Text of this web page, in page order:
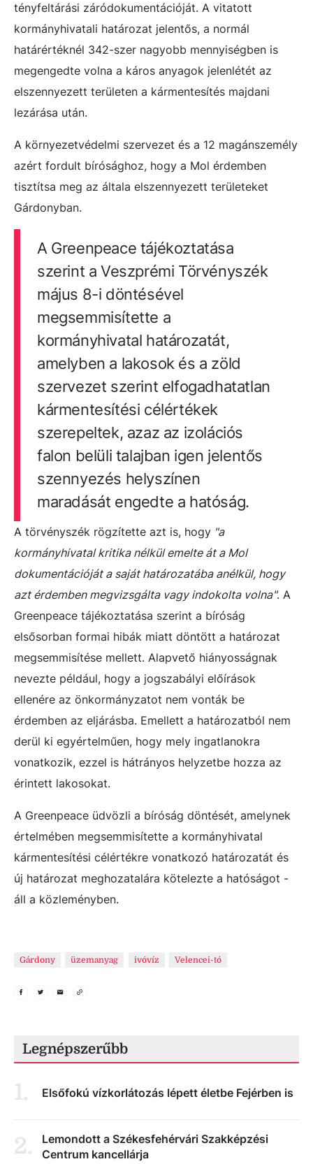
tényfeltárási záródokumentációját. A vitatott
kormányhivatali határozat jelentős, a normál
határértéknél 342-szer nagyobb mennyiségben is
megengedte volna a káros anyagok jelenlétét az
elszennyezett területen a kármentesítés majdani
lezárása után.
A környezetvédelmi szervezet és a 12 magánszemély
azért fordult bírósághoz, hogy a Mol érdemben
tisztítsa meg az általa elszennyezett területeket
Gárdonyban.
A Greenpeace tájékoztatása
szerint a Veszprémi Törvényszék
május 8-i döntésével
megsemmisítette a
kormányhivatal határozatát,
amelyben a lakosok és a zöld
szervezet szerint elfogadhatatlan
kármentesítési célértékek
szerepeltek, azaz az izolációs
falon belüli talajban igen jelentős
szennyezés helyszínen
maradását engedte a hatóság.
A törvényszék rögzítette azt is, hogy "a
kormányhivatal kritika nélkül emelte át a Mol
dokumentációját a saját határozatába anélkül, hogy
azt érdemben megvizsgálta vagy indokolta volna". A
Greenpeace tájékoztatása szerint a bíróság
elsősorban formai hibák miatt döntött a határozat
megsemmisítése mellett. Alapvető hiányosságnak
nevezte például, hogy a jogszabályi előírások
ellenére az önkormányzatot nem vonták be
érdemben az eljárásba. Emellett a határozatból nem
derül ki egyértelműen, hogy mely ingatlanokra
vonatkozik, ezzel is hátrányos helyzetbe hozza az
érintett lakosokat.
A Greenpeace üdvözli a bíróság döntését, amelynek
értelmében megsemmisítette a kormányhivatal
kármentesítési célértékre vonatkozó határozatát és
új határozat meghozatalára kötelezte a hatóságot -
áll a közleményben.
Gárdony üzemanyag ivóvíz Velencei-tó
Legnépszerűbb
1. Elsőfokú vízkorlátozás lépett életbe Fejérben is
2.
Lemondott a Székesfehérvári Szakképzési
Centrum kancellárja